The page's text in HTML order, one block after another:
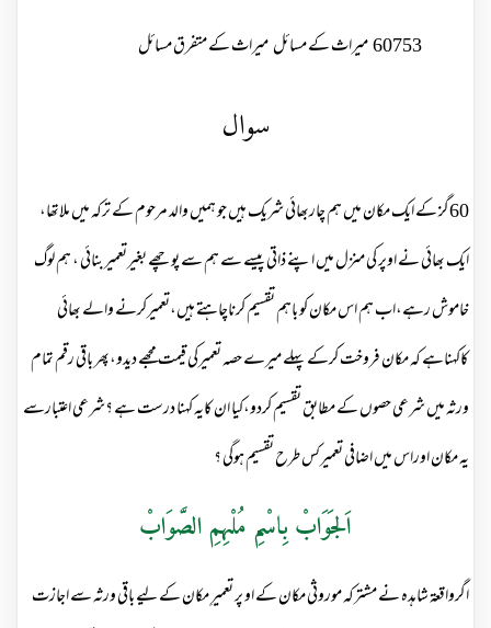
60753میراث کے مسائلمیراث کے متفرق مسائل
سوال
60گز کے ایک مکان میں ہم چاربھائی شریک ہیں جو ہمیں والد مرحوم کے ترکہ میں ملاتھا،
ایک بھائی نے اوپر کی منزل میں اپنے ذاتی پیسے سے ہم سے پوچھے بغیرتعمیربنائی ، ہم لوگ
خاموش رہے،اب ہم اس مکان کو باہم تقسیم کرناچاہتے ہیں،تعمیرکرنے والے بھائی
کاکہناہے کہ مکان فروخت کرکے پہلے میرے حصہ تعمیرکی قیمت مجھے دیدو،پھر باقی رقم تمام
ورثہ میں شرعی حصوں کے مطابق تقسیم کردو،کیا ان کایہ کہنا درست ہے ؟شرعی اعتبارسے
یہ مکان اوراس میں اضافی تعمیرکس طرح تقسیم ہوگی ؟
اَلجَوَابْ بِاسْمِ مُلْہِمِ الصَّوَابْ
اگرواقعۃ شاہدہ نے مشترکہ موروثی مکان کے او پر تعمیرِ مکان کے لیے باقی ورثہ سے اجازت